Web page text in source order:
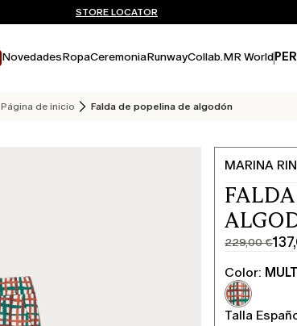
ENVÍO Y DEVOLUCIONES GRATUITOS
¿No tienes una cuenta? REGÍSTRATE AHORA
STORE LOCATOR
NovedadesRopaCeremoniaRunwayCollab.MR World
Página de inicio Falda de popelina de algodón
MARINA
229,00 €
Precio
original
229,00
€
Precio
actual
137,00
€
Color:
Talla